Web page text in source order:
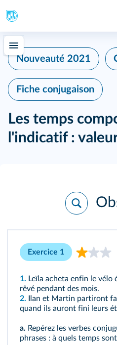
Nouveauté 2021
Fiche conjugaison
Les temps
l'indicatif :
Exercice 1
1. Leïla acheta enfin le
rêvé pendant des mois.
2.
Ilan et Martin partiront
quand ils auront fini leurs
a. Repérez les verbes
phrases : à quels temps